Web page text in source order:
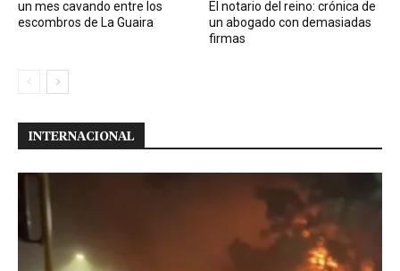
un mes cavando entre los
escombros de La Guaira
El notario del reino: crónica de
un abogado con demasiadas
firmas
INTERNACIONAL